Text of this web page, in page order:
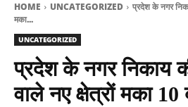
HOME UNCATEGORIZED
प्रदेश के नगर
मका...
UNCATEGORIZED
प्रदेश के नगर निकाय
वाले नए क्षेत्रों मका